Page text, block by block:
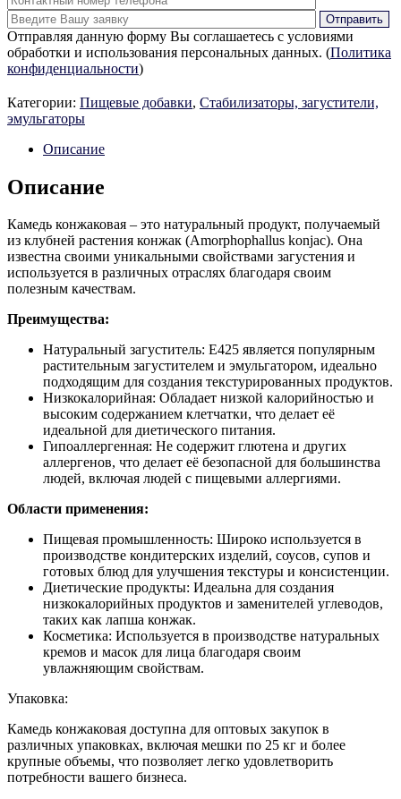
Отправляя данную форму Вы соглашаетесь с условиями
обработки и использования персональных данных. (Политика
конфиденциальности)
Категории: Пищевые добавки, Стабилизаторы, загустители,
эмульгаторы
Описание
Описание
Камедь конжаковая – это натуральный продукт, получаемый
из клубней растения конжак (Amorphophallus konjac). Она
известна своими уникальными свойствами загустения и
используется в различных отраслях благодаря своим
полезным качествам.
Преимущества:
Натуральный загуститель: Е425 является популярным
растительным загустителем и эмульгатором, идеально
подходящим для создания текстурированных продуктов.
Низкокалорийная: Обладает низкой калорийностью и
высоким содержанием клетчатки, что делает её
идеальной для диетического питания.
Гипоаллергенная: Не содержит глютена и других
аллергенов, что делает её безопасной для большинства
людей, включая людей с пищевыми аллергиями.
Области применения:
Пищевая промышленность: Широко используется в
производстве кондитерских изделий, соусов, супов и
готовых блюд для улучшения текстуры и консистенции.
Диетические продукты: Идеальна для создания
низкокалорийных продуктов и заменителей углеводов,
таких как лапша конжак.
Косметика: Используется в производстве натуральных
кремов и масок для лица благодаря своим
увлажняющим свойствам.
Упаковка:
Камедь конжаковая доступна для оптовых закупок в
различных упаковках, включая мешки по 25 кг и более
крупные объемы, что позволяет легко удовлетворить
потребности вашего бизнеса.